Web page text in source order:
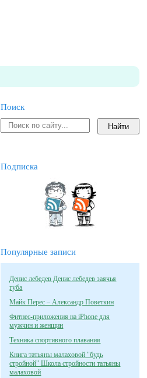
Поиск
Подписка
Популярные записи
Денис лебедев Денис лебедев заячья
губа
Майк Перес – Александр Поветкин
Фитнес-приложения на iPhone для
мужчин и женщин
Техника спортивного плавания
Книга татьяны малаховой "будь
стройной" Школа стройности татьяны
малаховой